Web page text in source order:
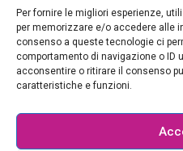
Per fornire le migliori esperienze,
per memorizzare e/o accedere alle
consenso a queste tecnologie ci
comportamento di navigazione o ID
acconsentire o ritirare il consenso
caratteristiche e funzioni.
L M M
10
11 12